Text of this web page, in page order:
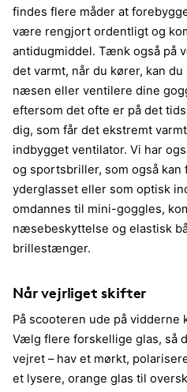
findes flere måder at
være rengjort ordentligt og
antidugmiddel. Tænk også på
det varmt, når du kører, kan
næsen eller ventilere dine
eftersom det ofte er på det
dig, som får det ekstremt
indbygget ventilator. Vi har
og sportsbriller, som også kan
yderglasset eller som optisk
omdannes til mini-goggles,
næsebeskyttelse og elastisk
brillestænger.
Når vejrliget skifter
På scooteren ude på
Vælg flere forskellige glas, så
vejret – hav et mørkt,
et lysere, orange glas til